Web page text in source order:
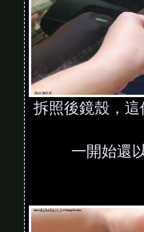
拆照後鏡殼，
一開始還